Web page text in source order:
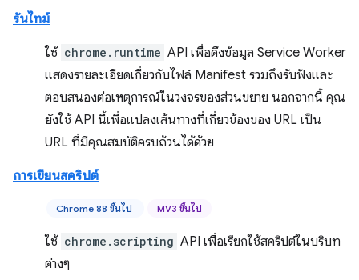
รันไทม์
ใช้ chrome.runtime API เพื่อดึงข้อมูล Service Worker
แสดงรายละเอียดเกี่ยวกับไฟล์ Manifest รวมถึงรับฟังและ
ตอบสนองต่อเหตุการณ์ในวงจรของส่วนขยาย นอกจากนี้ คุณ
ยังใช้ API นี้เพื่อแปลงเส้นทางที่เกี่ยวข้องของ URL เป็น
URL ที่มีคุณสมบัติครบถ้วนได้ด้วย
การเขียนสคริปต์
Chrome 88 ขึ้นไป MV3 ขึ้นไป
ใช้ chrome.scripting API เพื่อเรียกใช้สคริปต์ในบริบท
ต่างๆ